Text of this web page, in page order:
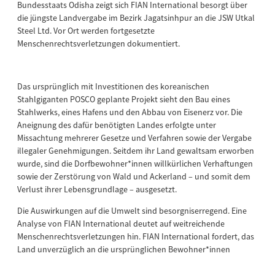
Bundesstaats Odisha zeigt sich FIAN International besorgt über
die jüngste Landvergabe im Bezirk Jagatsinhpur an die JSW Utkal
Steel Ltd. Vor Ort werden fortgesetzte
Menschenrechtsverletzungen dokumentiert.
Das ursprünglich mit Investitionen des koreanischen
Stahlgiganten POSCO geplante Projekt sieht den Bau eines
Stahlwerks, eines Hafens und den Abbau von Eisenerz vor. Die
Aneignung des dafür benötigten Landes erfolgte unter
Missachtung mehrerer Gesetze und Verfahren sowie der Vergabe
illegaler Genehmigungen. Seitdem ihr Land gewaltsam erworben
wurde, sind die Dorfbewohner*innen willkürlichen Verhaftungen
sowie der Zerstörung von Wald und Ackerland – und somit dem
Verlust ihrer Lebensgrundlage – ausgesetzt.
Die Auswirkungen auf die Umwelt sind besorgniserregend. Eine
Analyse von FIAN International deutet auf weitreichende
Menschenrechtsverletzungen hin. FIAN International fordert, das
Land unverzüglich an die ursprünglichen Bewohner*innen